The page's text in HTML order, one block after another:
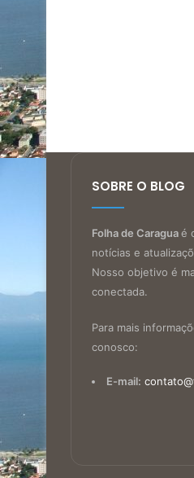
SOBRE O BLOG
Folha de Caraguaé
notícias e
Nosso objetivo é
conectada.
Para mais
conosco:
E-mail: